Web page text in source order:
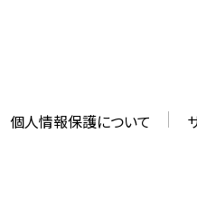
個人情報保護について